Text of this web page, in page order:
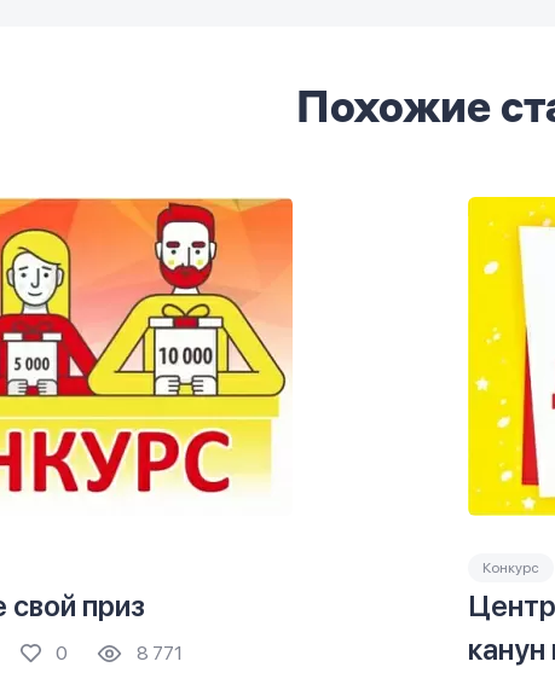
Похожие
приз
0 8 771
Конкурс
канун